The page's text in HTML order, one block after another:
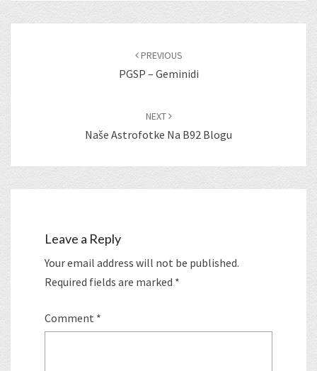
PREVIOUS
PGSP – Geminidi
NEXT
Naše Astrofotke Na B92 Blogu
Leave a Reply
Your email address will not be published.
Required fields are marked *
Comment *